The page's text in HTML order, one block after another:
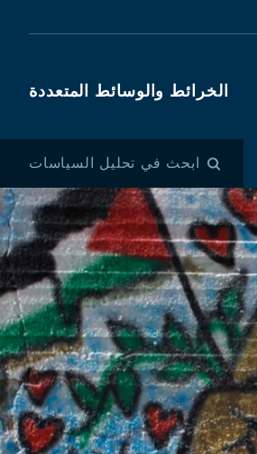
الخرائط والوسائط المتعددة
ابحث في تحليل السياسات